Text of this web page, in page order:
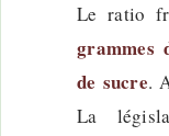
Le ratio
grammes
de sucre.
La